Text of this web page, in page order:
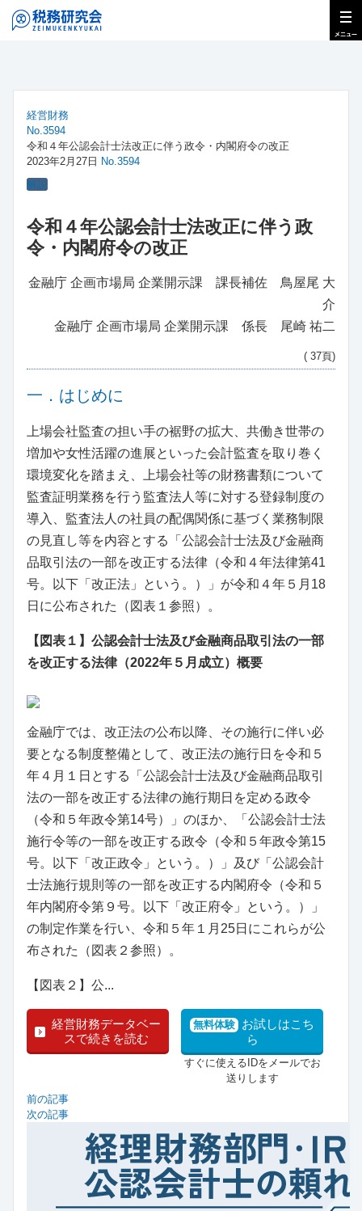
経営財務
No.3594
令和４年公認会計士法改正に伴う政令・内閣府令の改正
2023年2月27日 No.3594
解説
令和４年公認会計士法改正に伴う政
令・内閣府令の改正
金融庁 企画市場局 企業開示課 課長補佐 鳥屋尾 大
介
金融庁 企画市場局 企業開示課 係長 尾崎 祐二
( 37頁)
一．はじめに
上場会社監査の担い手の裾野の拡大、共働き世帯の
増加や女性活躍の進展といった会計監査を取り巻く
環境変化を踏まえ、上場会社等の財務書類について
監査証明業務を行う監査法人等に対する登録制度の
導入、監査法人の社員の配偶関係に基づく業務制限
の見直し等を内容とする「公認会計士法及び金融商
品取引法の一部を改正する法律（令和４年法律第41
号。以下「改正法」という。）」が令和４年５月18
日に公布された（図表１参照）。
【図表１】公認会計士法及び金融商品取引法の一部
を改正する法律（2022年５月成立）概要
金融庁では、改正法の公布以降、その施行に伴い必
要となる制度整備として、改正法の施行日を令和５
年４月１日とする「公認会計士法及び金融商品取引
法の一部を改正する法律の施行期日を定める政令
（令和５年政令第14号）」のほか、「公認会計士法
施行令等の一部を改正する政令（令和５年政令第15
号。以下「改正政令」という。）」及び「公認会計
士法施行規則等の一部を改正する内閣府令（令和５
年内閣府令第９号。以下「改正府令」という。）」
の制定作業を行い、令和５年１月25日にこれらが公
布された（図表２参照）。
【図表２】公...
経営財務データベー
スで続きを読む
無料体験 お試しはこち
ら
すぐに使えるIDをメールでお
送りします
前の記事
次の記事